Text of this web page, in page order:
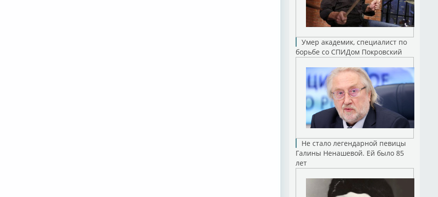
Умер академик, специалист по
борьбе со СПИДом Покровский
Не стало легендарной певицы
Галины Ненашевой. Ей было 85
лет